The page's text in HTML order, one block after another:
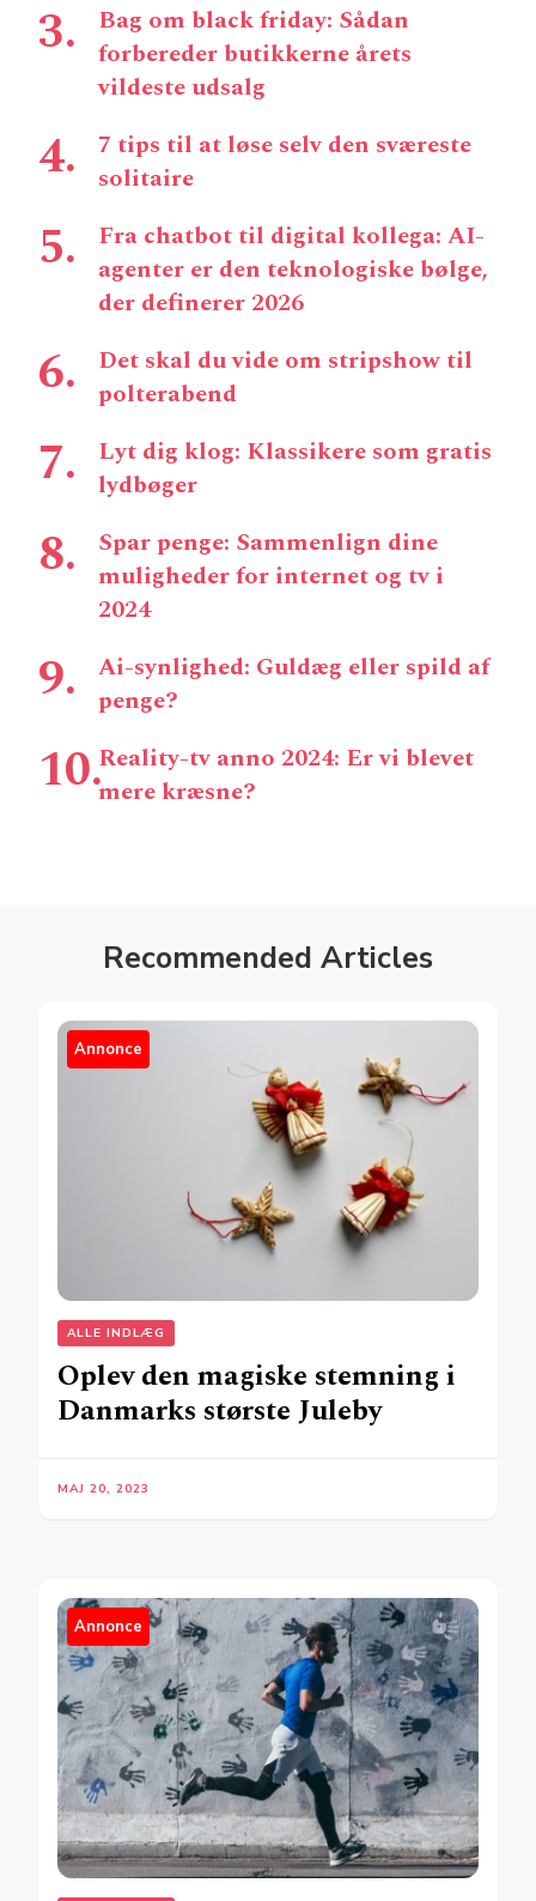
Bag om black friday: Sådan
forbereder butikkerne årets
vildeste udsalg
7 tips til at løse selv den sværeste
solitaire
Fra chatbot til digital kollega: AI-
agenter er den teknologiske bølge,
der definerer 2026
Det skal du vide om stripshow til
polterabend
Lyt dig klog: Klassikere som gratis
lydbøger
Spar penge: Sammenlign dine
muligheder for internet og tv i
2024
Ai-synlighed: Guldæg eller spild af
penge?
Reality-tv anno 2024: Er vi blevet
mere kræsne?
Recommended Articles
Annonce
ALLE INDLÆG
Oplev den magiske stemning i
Danmarks største Juleby
MAJ 20, 2023
Annonce